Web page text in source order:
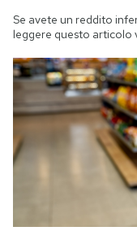
Se avete un reddito
leggere questo articolo